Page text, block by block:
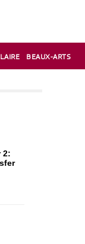
BEAUX-ARTS
2: